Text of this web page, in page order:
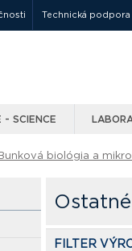
Technická podpora
- SCIENCE
biológia a
FILTER